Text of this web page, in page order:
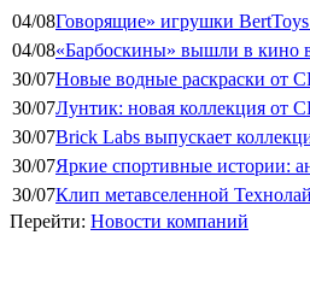
04/08Говорящие» игрушки
04/08«Барбоскины» вышли в кино
30/07Новые водные раскраски от
30/07Лунтик: новая коллекция от
30/07Brick Labs выпускает
30/07Яркие спортивные истории:
30/07Клип метавселенной
Перейти: Новости компаний